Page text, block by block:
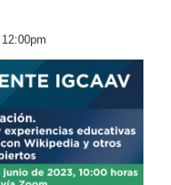
12:00pm